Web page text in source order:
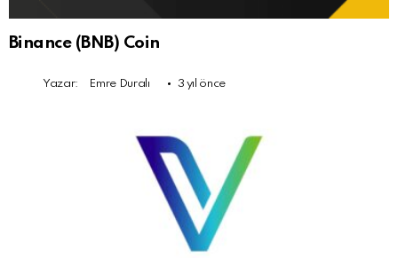
Binance (BNB) Coin
Yazar: Emre Duralı 3 yıl önce